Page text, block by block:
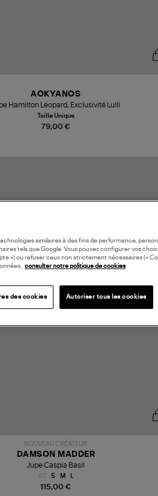
79,00 €
AOKYANOS
Hamilton Léopard, Exclusivité Lulli
Taille Unique
NOUVEAU CRÉATEUR
115,00 €
DAMSON MADDER
Jupe Caspia Basil
S M L
similaires à des fins de performance,
tels que Google. Vous pouvez configurer vos choix
») ou refuser ceux non strictement nécessaires («
consulter notre politique de cookies
des cookies Autoriser tous les cookies